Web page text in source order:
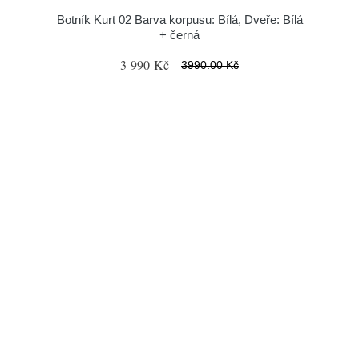
Botník Kurt 02 Barva korpusu: Bílá, Dveře: Bílá
+ černá
3 990 Kč 3990.00 Kč